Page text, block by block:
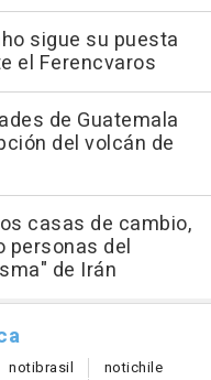
sigue su puesta
el Ferencvaros
de Guatemala
del volcán de
casas de cambio,
personas del
de Irán
notibrasil notichile